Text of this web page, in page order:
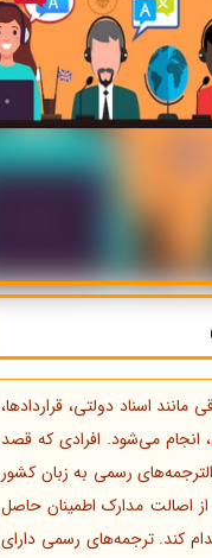
اسناد دولتی، قراردادها،
انجام می‌شود. افرادی که قصد
رسمی به زبان کشور
اصالت مدارک اطمینان حاصل
کند. ترجمه‌های رسمی دارای